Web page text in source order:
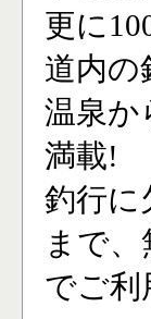
更に
道内の
温泉か
満載!
釣行に
まで
でご利